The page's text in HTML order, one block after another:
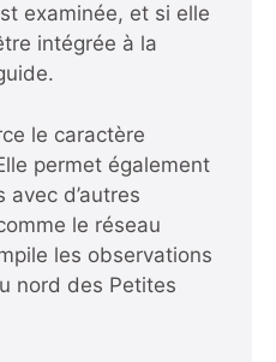
examinée, et si elle
intégrée à la
le caractère
permet également
d’autres
le réseau
les observations
nord des Petites